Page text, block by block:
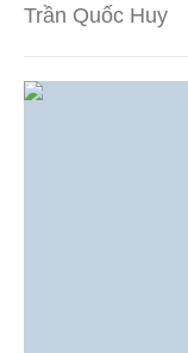
Trần Quốc Huy